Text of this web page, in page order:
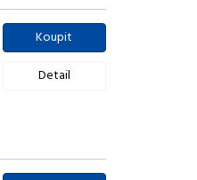
Koupit
Detail